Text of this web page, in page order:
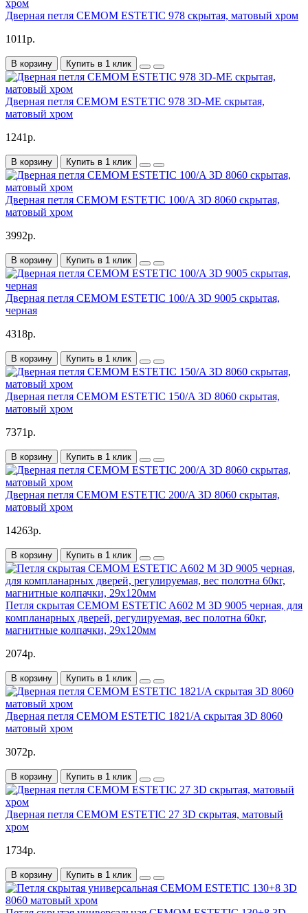
Дверная петля CEMOM ESTETIC 978 скрытая, матовый хром
1011р.
В корзину Купить в 1 клик
Дверная петля CEMOM ESTETIC 978 3D-ME скрытая,
матовый хром
1241р.
В корзину Купить в 1 клик
Дверная петля CEMOM ESTETIC 100/A 3D 8060 скрытая,
матовый хром
3992р.
В корзину Купить в 1 клик
Дверная петля CEMOM ESTETIC 100/A 3D 9005 скрытая,
черная
4318р.
В корзину Купить в 1 клик
Дверная петля CEMOM ESTETIC 150/A 3D 8060 скрытая,
матовый хром
7371р.
В корзину Купить в 1 клик
Дверная петля CEMOM ESTETIC 200/A 3D 8060 скрытая,
матовый хром
14263р.
В корзину Купить в 1 клик
Петля скрытая CEMOM ESTETIC A602 M 3D 9005 черная, для
компланарных дверей, регулируемая, вес полотна 60кг,
магнитные колпачки, 29x120мм
2074р.
В корзину Купить в 1 клик
Дверная петля CEMOM ESTETIC 1821/A скрытая 3D 8060
матовый хром
3072р.
В корзину Купить в 1 клик
Дверная петля CEMOM ESTETIC 27 3D скрытая, матовый
хром
1734р.
В корзину Купить в 1 клик